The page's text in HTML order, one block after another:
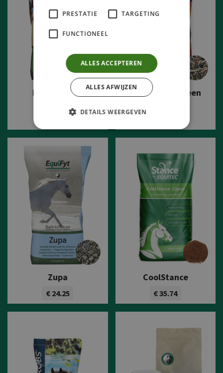
Natural base
€ 25.57
Luzernevrij Green
Bekijk product
Zupa
€ 24.25
Bekijk product
CoolStance
€ 35.74
Bekijk product
PRESTATIE TARGETING
FUNCTIONEEL
ALLES ACCEPTEREN
ALLES AFWIJZEN
DETAILS WEERGEVEN